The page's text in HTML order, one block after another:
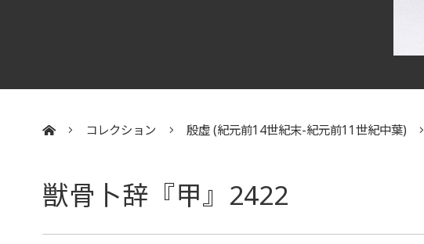
コレクション 殷虛 (紀元前14世紀末-紀元前11世紀中葉)
獣骨卜辞『甲』2422